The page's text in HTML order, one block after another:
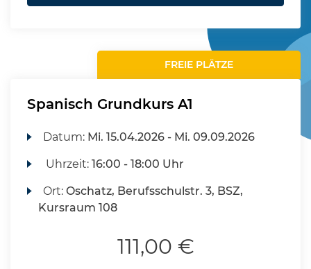
FREIE PLÄTZE
Spanisch Grundkurs A1
Datum: Mi. 15.04.2026 - Mi. 09.09.2026
Uhrzeit:16:00 - 18:00 Uhr
Ort:Oschatz, Berufsschulstr. 3, BSZ,
Kursraum 108
111,00 €